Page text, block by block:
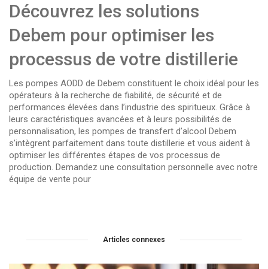
Découvrez les solutions
Debem pour optimiser les
processus de votre distillerie
Les pompes AODD de Debem constituent le choix idéal pour les
opérateurs à la recherche de fiabilité, de sécurité et de
performances élevées dans l’industrie des spiritueux. Grâce à
leurs caractéristiques avancées et à leurs possibilités de
personnalisation, les pompes de transfert d’alcool Debem
s’intègrent parfaitement dans toute distillerie et vous aident à
optimiser les différentes étapes de vos processus de
production. Demandez une consultation personnelle avec notre
équipe de vente pour
Articles connexes